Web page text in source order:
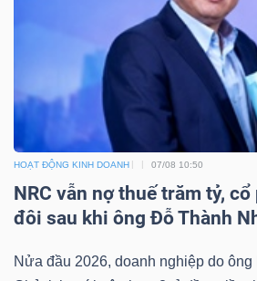
HOẠT ĐỘNG KINH DOANH 07/08 10:50
NRC vẫn nợ thuế trăm tỷ,
đôi sau khi ông Đỗ Thành
Nửa đầu 2026, doanh nghiệp do
Báo
cáo
phân
tích
(-)
Thuật